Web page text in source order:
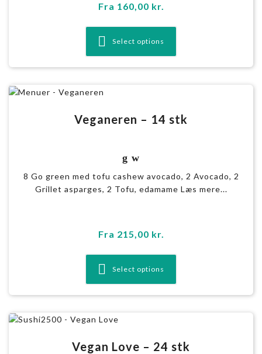
Fra 160,00 kr.
Select options
Veganeren – 14 stk
g w
8 Go green med tofu cashew avocado, 2 Avocado, 2
Grillet asparges, 2 Tofu, edamame Læs mere...
Fra 215,00 kr.
Select options
Vegan Love – 24 stk